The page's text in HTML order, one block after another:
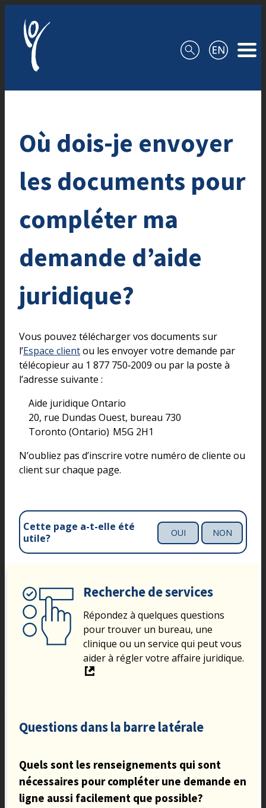
Où dois-je envoyer
les documents pour
compléter ma
demande d’aide
juridique?
Vous pouvez télécharger vos documents sur
l’Espace clientou les envoyer votre demande par
télécopieur au 1 877 750‑2009 ou par la poste à
l’adresse suivante :
Aide juridique Ontario
20, rue Dundas Ouest, bureau 730
Toronto (Ontario) M5G 2H1
N’oubliez pas d’inscrire votre numéro de cliente ou
client sur chaque page.
Cette page a-t-elle été
utile?
OUI NON
Recherche de services
Répondez à quelques questions
pour trouver un bureau, une
clinique ou un service qui peut vous
aider à régler votre affaire juridique.
Questions dans la barre latérale
Quels sont les renseignements qui sont
nécessaires pour compléter une demande en
ligne aussi facilement que possible?